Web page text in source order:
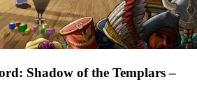
Shadow of the Templars –